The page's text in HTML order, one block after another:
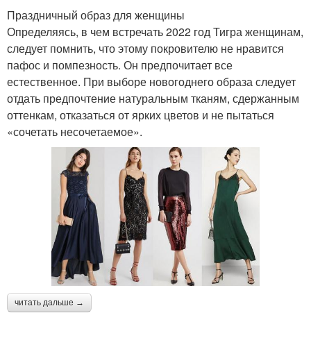
Праздничный образ для женщины
Определяясь, в чем встречать 2022 год Тигра женщинам,
следует помнить, что этому покровителю не нравится
пафос и помпезность. Он предпочитает все
естественное. При выборе новогоднего образа следует
отдать предпочтение натуральным тканям, сдержанным
оттенкам, отказаться от ярких цветов и не пытаться
«сочетать несочетаемое».
читать дальше →